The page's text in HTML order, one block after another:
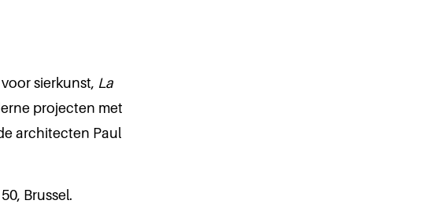
sierkunst, La
projecten met
architecten Paul
Brussel.